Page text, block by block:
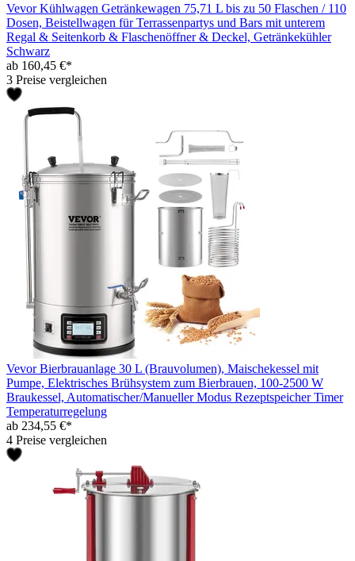
Vevor Kühlwagen Getränkewagen 75,71 L bis zu 50 Flaschen / 110
Dosen, Beistellwagen für Terrassenpartys und Bars mit unterem
Regal & Seitenkorb & Flaschenöffner & Deckel, Getränkekühler
Schwarz
ab 160,45 €*
3 Preise vergleichen
Vevor Bierbrauanlage 30 L (Brauvolumen), Maischekessel mit
Pumpe, Elektrisches Brühsystem zum Bierbrauen, 100-2500 W
Braukessel, Automatischer/Manueller Modus Rezeptspeicher Timer
Temperaturregelung
ab 234,55 €*
4 Preise vergleichen